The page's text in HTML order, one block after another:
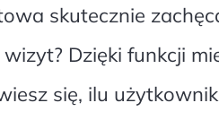
skutecznie
Dzięki funkcji
się, ilu